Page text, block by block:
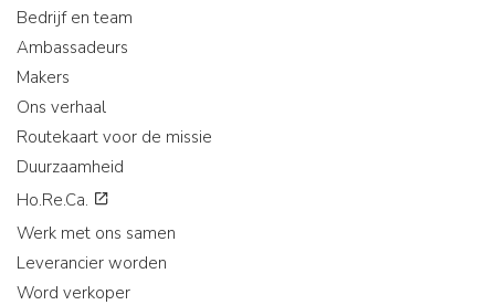
Bedrijf en team
Ambassadeurs
Makers
Ons verhaal
Routekaart voor de missie
Duurzaamheid
Ho.Re.Ca.
Werk met ons samen
Leverancier worden
Word verkoper